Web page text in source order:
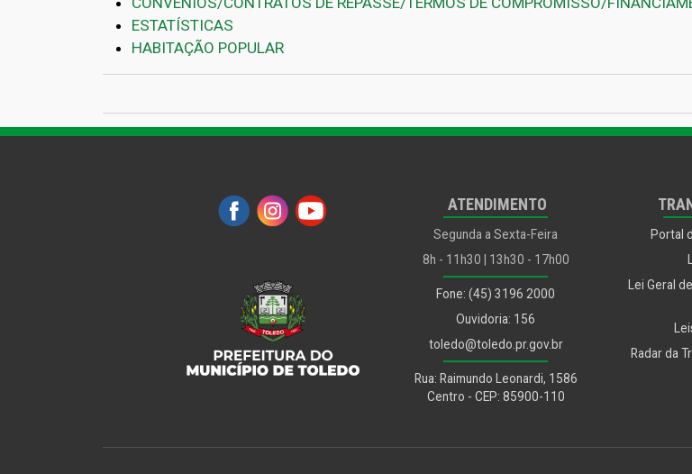
ESTATÍSTICAS
HABITAÇÃO POPULAR
Links de passagem do livro para
ATENDIMENTO
Segunda a Sexta-Feira
8h - 11h30 | 13h30 - 17h00
Fone: (45) 3196 2000
Ouvidoria: 156
toledo@toledo.pr.gov.br
Rua: Raimundo Leonardi, 1586
Centro - CEP: 85900-110
Portal
Lei Geral
Radar da